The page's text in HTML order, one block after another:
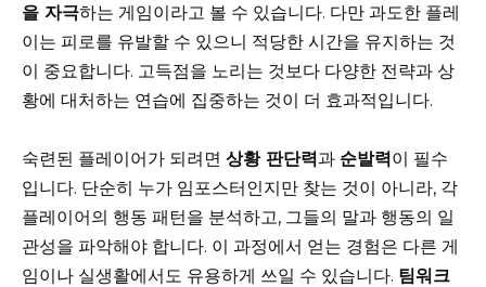
을 자극하는 게임이라고 볼 수 있습니다. 다만 과도한 플레
이는 피로를 유발할 수 있으니 적당한 시간을 유지하는 것
이 중요합니다. 고득점을 노리는 것보다 다양한 전략과 상
황에 대처하는 연습에 집중하는 것이 더 효과적입니다.
숙련된 플레이어가 되려면 상황 판단력과 순발력이 필수
입니다. 단순히 누가 임포스터인지만 찾는 것이 아니라, 각
플레이어의 행동 패턴을 분석하고, 그들의 말과 행동의 일
관성을 파악해야 합니다. 이 과정에서 얻는 경험은 다른 게
임이나 실생활에서도 유용하게 쓰일 수 있습니다. 팀워크